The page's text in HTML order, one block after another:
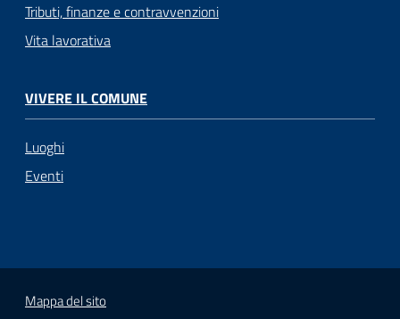
Tributi, finanze e contravvenzioni
Vita lavorativa
VIVERE IL COMUNE
Luoghi
Eventi
Mappa del sito